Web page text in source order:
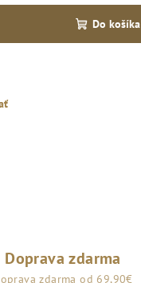
Do košíka
Doprava zdarma
zdarma od 69,90€